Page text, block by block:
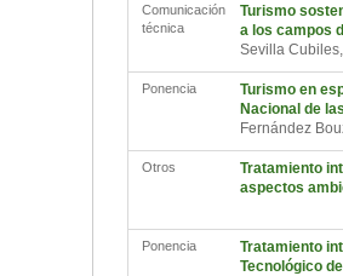
Comunicación
técnica
Turismo
a los campos
Sevilla
Ponencia
Turismo en
Nacional de
Fernández
Otros
Tratamiento
aspectos
Ponencia
Tratamiento
Tecnológico